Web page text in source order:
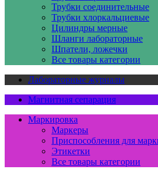
Трубки соединительные
Трубки хлоркальциевые
Цилиндры мерные
Шланги лабораторные
Шпатели, ложечки
Все товары категории
Лабораторные журналы
Магнитная сепарация
Маркировка
Маркеры
Приспособления для
Этикетки
Все товары категории